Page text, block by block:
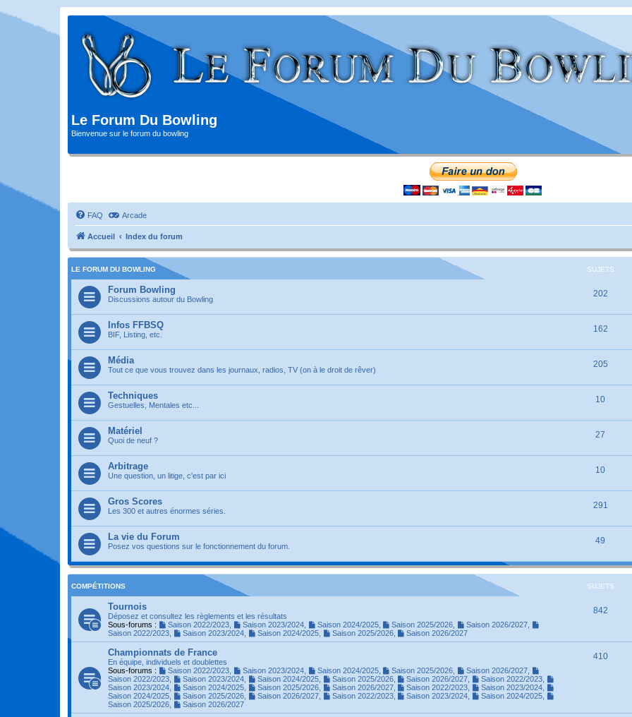
Le Forum Du Bowling
Bienvenue sur le forum du bowling
FAQ Arcade
Accueil Index du forum
LE FORUM DU BOWLING SUJETS
Forum Bowling
Discussions autour du Bowling
202
Infos FFBSQ
BIF, Listing, etc.
162
Média
Tout ce que vous trouvez dans les journaux, radios, TV (on à le droit de rêver)
205
Techniques
Gestuelles, Mentales etc...
10
Matériel
Quoi de neuf ?
27
Arbitrage
Une question, un litige, c'est par ici
10
Gros Scores
Les 300 et autres énormes séries.
291
La vie du Forum
Posez vos questions sur le fonctionnement du forum.
49
COMPÉTITIONS SUJETS
Tournois
Déposez et consultez les règlements et les résultats
Sous-forums :
Saison 2022/2023, Saison 2023/2024, Saison 2024/2025, Saison 2025/2026 Saison 2026/2027
Saison 2022/2023
Saison 2023/2024, Saison 2024/2025, Saison 2025/2026, Saison 2026/2027
842
Championnats de France
En équipe, individuels et doublettes
Sous-forums :
Saison 2022/2023, Saison 2023/2024, Saison 2024/2025, Saison 2025/2026 Saison 2026/2027
Saison 2022/2023
Saison 2023/2024, Saison 2024/2025, Saison 2025/2026, Saison 2026/2027 Saison 2022/2023
Saison 2023/2024
Saison 2024/2025, Saison 2025/2026, Saison 2026/2027, Saison 2022/2023 Saison 2023/2024
Saison 2024/2025
Saison 2025/2026, Saison 2026/2027, Saison 2022/2023, Saison 2023/2024 Saison 2024/2025
Saison 2025/2026
Saison 2026/2027
410